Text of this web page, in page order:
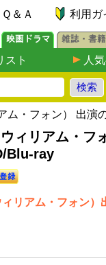
Ｑ＆Ａ 利用ガ
スト 人
ム・フォン） 出演
ィリアム・フ
Blu-ray
リアム・フォン）